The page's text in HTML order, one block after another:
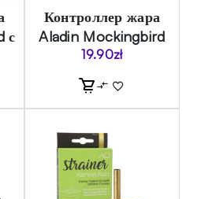
с
Контроллер жара
Aladin Mockingbird
19.90zł